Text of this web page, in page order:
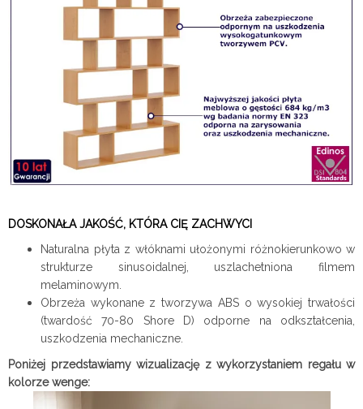
DOSKONAŁA JAKOŚĆ, KTÓRA CIĘ ZACHWYCI
Naturalna płyta z włóknami ułożonymi różnokierunkowo w
strukturze sinusoidalnej, uszlachetniona filmem
melaminowym.
Obrzeża wykonane z tworzywa ABS o wysokiej trwałości
(twardość 70-80 Shore D) odporne na odkształcenia,
uszkodzenia mechaniczne.
Poniżej przedstawiamy wizualizację z wykorzystaniem regału w
kolorze wenge: